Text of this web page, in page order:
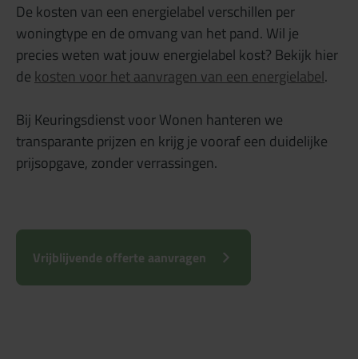
De kosten van een energielabel verschillen per
woningtype en de omvang van het pand. Wil je
precies weten wat jouw energielabel kost? Bekijk hier
de kosten voor het aanvragen van een energielabel.
Bij Keuringsdienst voor Wonen hanteren we
transparante prijzen en krijg je vooraf een duidelijke
prijsopgave, zonder verrassingen.
Vrijblijvende offerte aanvragen